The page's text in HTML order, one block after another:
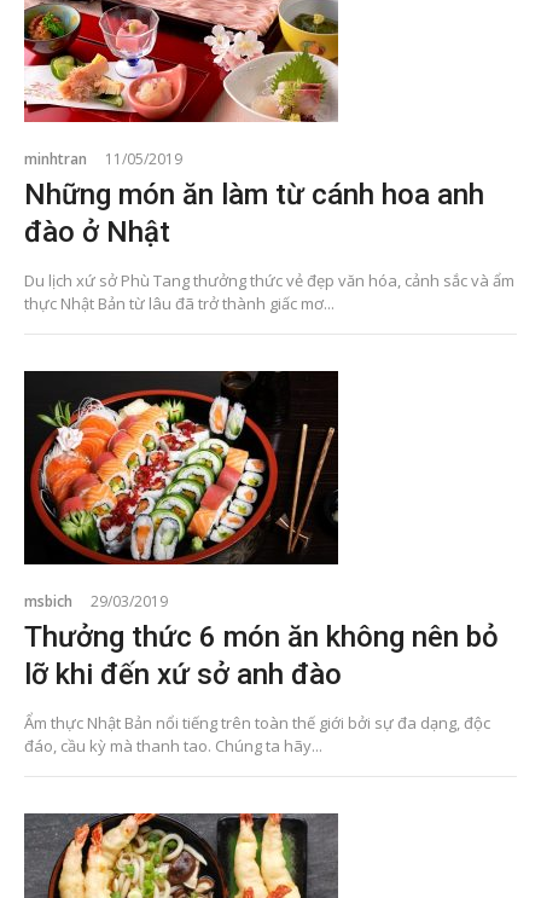
minhtran 11/05/2019
Những món ăn làm từ cánh hoa anh
đào ở Nhật
Du lịch xứ sở Phù Tang thưởng thức vẻ đẹp văn hóa, cảnh sắc và ẩm
thực Nhật Bản từ lâu đã trở thành giấc mơ...
msbich 29/03/2019
Thưởng thức 6 món ăn không nên bỏ
lỡ khi đến xứ sở anh đào
Ẩm thực Nhật Bản nổi tiếng trên toàn thế giới bởi sự đa dạng, độc
đáo, cầu kỳ mà thanh tao. Chúng ta hãy...